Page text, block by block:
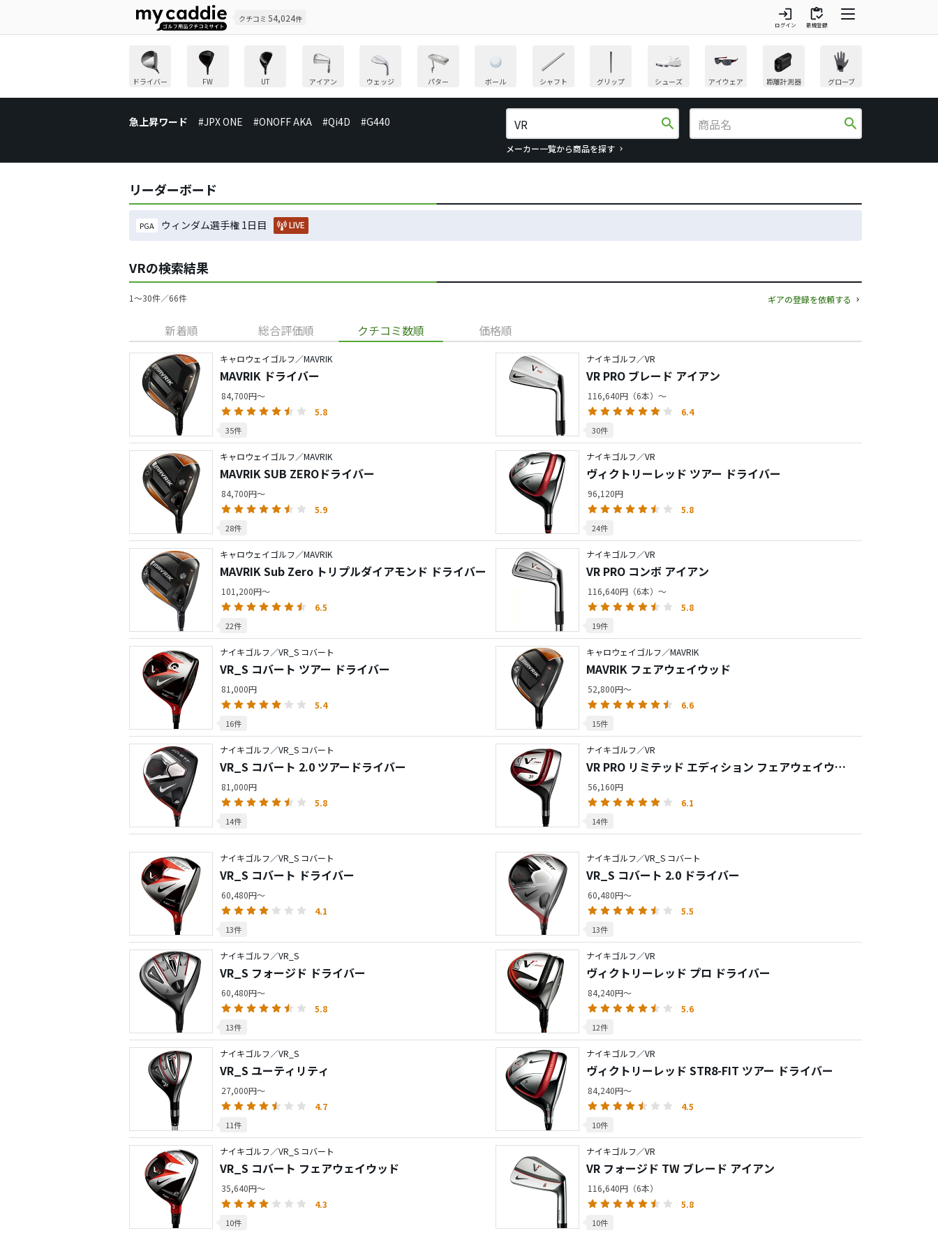
クチコミ 54,024件 login
ログイン
inventory
新規登録
ドライバー FW UT アイアン ウェッジ パター ボール シャフト グリップ シューズ アイウェア 距離計測器 グローブ
急上昇ワード #JPX ONE #ONOFF AKA #Qi4D #G440 search
メーカー一覧から商品を探す
search
リーダーボード
PGA ウィンダム選手権 1日目 LIVE
VRの検索結果
1〜30件／66件 ギアの登録を依頼する
新着順 総合評価順 クチコミ数順 価格順
キャロウェイゴルフ／MAVRIK
MAVRIK ドライバー
84,700円～
5.8
35件
ナイキゴルフ／VR
VR PRO ブレード アイアン
116,640円（6本）～
6.4
30件
キャロウェイゴルフ／MAVRIK
MAVRIK SUB ZEROドライバー
84,700円～
5.9
28件
ナイキゴルフ／VR
ヴィクトリーレッド ツアー ドライバー
96,120円
5.8
24件
キャロウェイゴルフ／MAVRIK
MAVRIK Sub Zero トリプルダイアモンド ドライバー
101,200円～
6.5
22件
ナイキゴルフ／VR
VR PRO コンボ アイアン
116,640円（6本）～
5.8
19件
ナイキゴルフ／VR_S コバート
VR_S コバート ツアー ドライバー
81,000円
5.4
16件
キャロウェイゴルフ／MAVRIK
MAVRIK フェアウェイウッド
52,800円～
6.6
15件
ナイキゴルフ／VR_S コバート
VR_S コバート 2.0 ツアードライバー
81,000円
5.8
14件
ナイキゴルフ／VR
VR PRO リミテッド エディション フェアウェイウッ
ド
56,160円
6.1
14件
ナイキゴルフ／VR_S コバート
VR_S コバート ドライバー
60,480円～
4.1
13件
ナイキゴルフ／VR_S コバート
VR_S コバート 2.0 ドライバー
60,480円～
5.5
13件
ナイキゴルフ／VR_S
VR_S フォージド ドライバー
60,480円～
5.8
13件
ナイキゴルフ／VR
ヴィクトリーレッド プロ ドライバー
84,240円～
5.6
12件
ナイキゴルフ／VR_S
VR_S ユーティリティ
27,000円～
4.7
11件
ナイキゴルフ／VR
ヴィクトリーレッド STR8-FIT ツアー ドライバー
84,240円～
4.5
10件
ナイキゴルフ／VR_S コバート
VR_S コバート フェアウェイウッド
35,640円～
4.3
10件
ナイキゴルフ／VR
VR フォージド TW ブレード アイアン
116,640円（6本）
5.8
10件